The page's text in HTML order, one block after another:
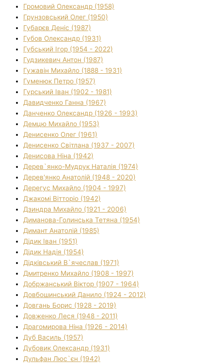
Громовий Олександр (1958)
Грунзовський Олег (1950)
Губарєв Деніс (1987)
Губов Олександр (1931)
Губський Ігор (1954 - 2022)
Гудзикевич Антон (1987)
Гужавін Михайло (1888 - 1931)
Гуменюк Петро (1957)
Гурський Іван (1902 - 1981)
Давидченко Ганна (1967)
Данченко Олександр (1926 - 1993)
Демцю Михайло (1953)
Денисенко Олег (1961)
Денисенко Світлана (1937 - 2007)
Денисова Ніна (1942)
Дерев`янко-Мудрук Наталія (1974)
Дерев'янко Анатолій (1948 - 2020)
Дерегус Михайло (1904 - 1997)
Джакомі Вітторіо (1942)
Дзиндра Михайло (1921 - 2006)
Диманова-Голинська Тетяна (1954)
Димант Анатолій (1985)
Дідик Іван (1951)
Дідик Надія (1954)
Дідківський В`ячеслав (1971)
Дмитренко Михайло (1908 - 1997)
Добржанський Віктор (1907 - 1964)
Довбошинський Данило (1924 - 2012)
Довгань Борис (1928 - 2019)
Довженко Леся (1948 - 2011)
Драгомирова Ніна (1926 - 2014)
Дуб Василь (1957)
Дубовик Олександр (1931)
Дульфан Люс`єн (1942)